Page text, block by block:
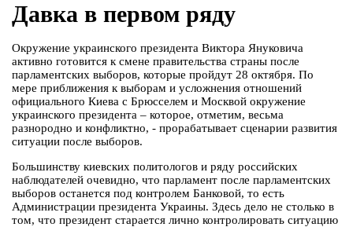
Давка в первом ряду
Окружение украинского президента Виктора Януковича
активно готовится к смене правительства страны после
парламентских выборов, которые пройдут 28 октября. По
мере приближения к выборам и усложнения отношений
официального Киева с Брюсселем и Москвой окружение
украинского президента – которое, отметим, весьма
разнородно и конфликтно, - прорабатывает сценарии развития
ситуации после выборов.
Большинству киевских политологов и ряду российских
наблюдателей очевидно, что парламент после парламентских
выборов останется под контролем Банковой, то есть
Администрации президента Украины. Здесь дело не столько в
том, что президент старается лично контролировать ситуацию